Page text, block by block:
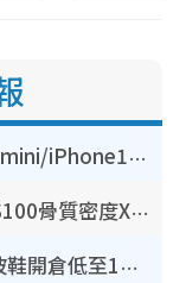
豐澤優惠勁減低至44折！Mac mini/iPhone17Pro大減價！廚房家電$220起
港大推賽馬會強化骨骼計劃！$100骨質密度X光檢查 完成免費運動訓練送超市禮券！附參加資格
開倉優惠 | 尖沙咀海港城名牌波鞋開倉低至1折！On鞋$899起／Joy&Peace鞋履$98起